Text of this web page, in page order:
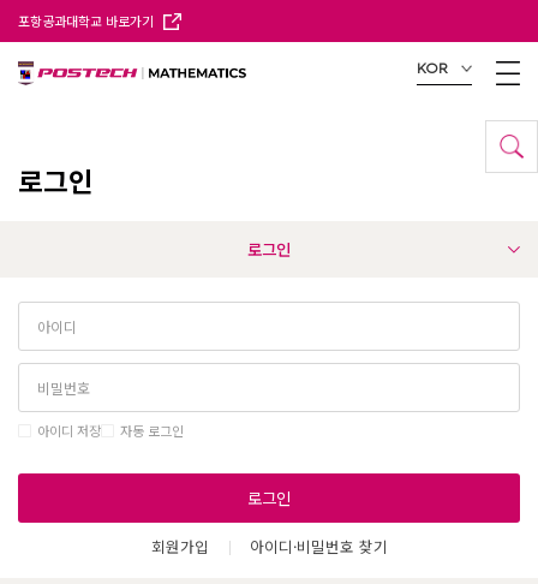
포항공과대학교 바로가기
KOR
로그인
로그인
아이디 저장 자동 로그인
로그인
회원가입 아이디·비밀번호 찾기